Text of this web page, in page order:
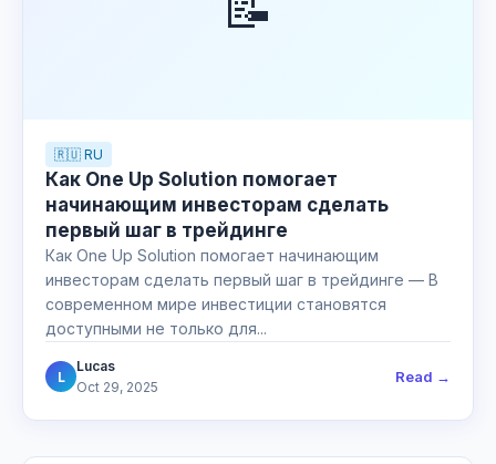
🇷🇺 RU
Как One Up Solution помогает
начинающим инвесторам сделать
первый шаг в трейдинге
Как One Up Solution помогает начинающим
инвесторам сделать первый шаг в трейдинге — В
современном мире инвестиции становятся
доступными не только для...
L
Lucas
Oct 29, 2025
Read →